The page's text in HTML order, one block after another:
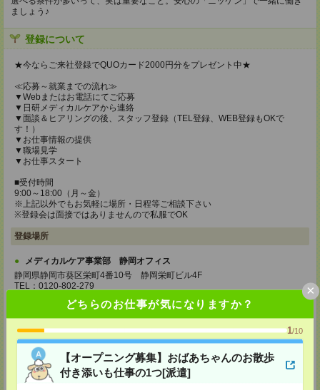
どちらのお仕事が気になりますか？
1/10
【オープニング募集】おばあちゃんのお散歩
付き添いも仕事の1つ[派遣]
×
ましょう♪
登録について
★今ならご来社登録でQUOカード2000円分をプレゼント中★
≪応募～就業までの流れ≫
▼Webまたはお電話にてご応募
▼日研メディカルケアから連絡
▼面談＆ヒアリングの後、スタッフ登録（TEL登録、WEB登録もOKで
す！）
▼お仕事情報の提供
▼職場見学
▼お仕事スタート
■受付時間
9:00～18:00（月～金）
※上記以外でもお気軽に場所・日程等ご相談下さい
※登録会は面接ではありませんので私服でOK
登録場所
メディカルケア事業部 静岡オフィス
静岡県静岡市葵区栄町4番10号 静岡栄町ビル4F
TEL：0120-802-279
tenshoku@nikken-ts.jp
担当：採用担当
メディカルケア事業部 三島オフィス
静岡県三島市一番町18-22 アーサーファーストビル701
TEL：0120-633-453
MAIL：tenshoku@nikken-ts.jp
担当：採用担当